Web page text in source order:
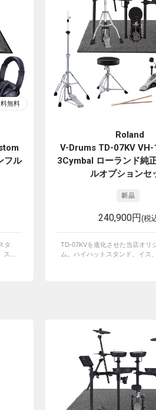
フル
タ
...
Roland
V-Drums TD-07KV
3Cymbal ローランド純
ルオプションセ
240,900円(税
TD-07KVを進化させた当店オリ
ム。ハイハットスタンド、イス